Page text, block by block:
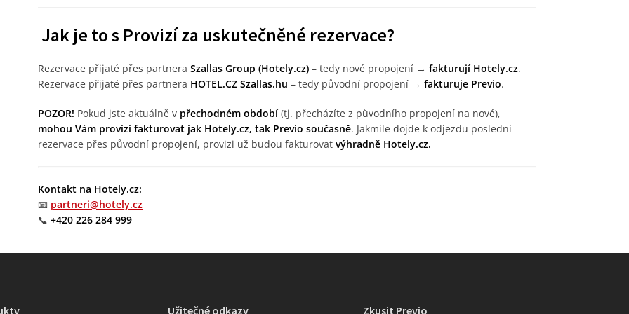
Jak je to s Provizí za uskutečněné rezervace?
Rezervace přijaté přes partnera Szallas Group (Hotely.cz)– tedy nové propojení → fakturují Hotely.cz.
Rezervace přijaté přes partnera HOTEL.CZ Szallas.hu – tedy původní propojení → fakturuje Previo.
POZOR! Pokud jste aktuálně v přechodném období(tj. přecházíte z původního propojení na nové),
mohou Vám provizi fakturovat jak Hotely.cz, tak Previo současně. Jakmile dojde k odjezdu poslední
rezervace přes původní propojení, provizi už budou fakturovat výhradně Hotely.cz.
Kontakt na Hotely.cz:
📧 partneri@hotely.cz
📞 +420 226 284 999
Užitečné odkazy Zkusit Previo